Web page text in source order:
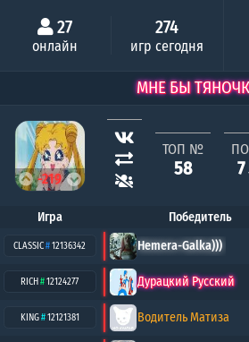
27
онлайн
274
игр сегодня
МНЕ БЫ
-219
ТОП №
58
Игра Победитель
CLASSIC#12136342 Hemera-Galka)))
RICH#12124277 Дурацкий Русский
KING#12121381 Водитель Матиза